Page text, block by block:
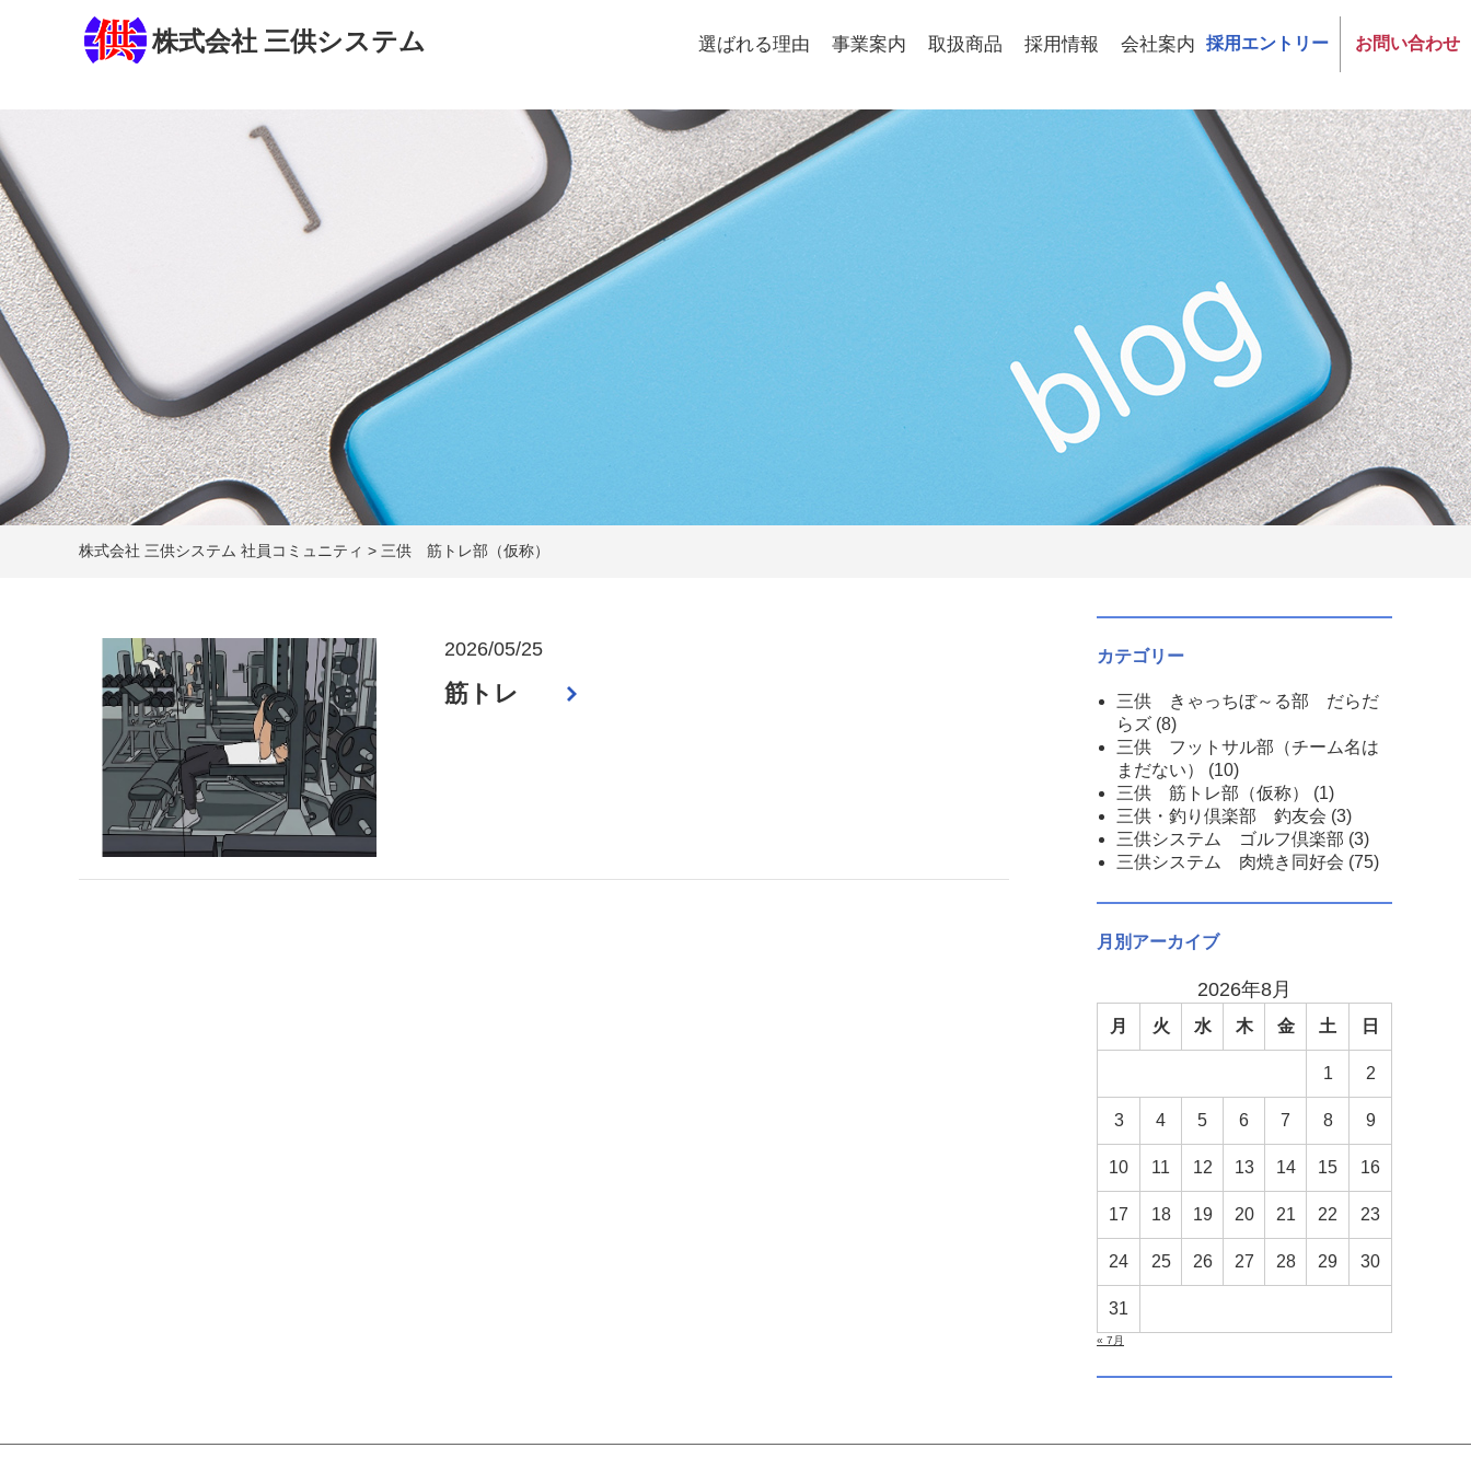
株式会社 三供システム 選ばれる理由 事業案内 取扱商品 採用情報 会社案内 採用エントリー お問い合わせ
株式会社 三供システム 社員コミュニティ > 三供 筋トレ部（仮称）
2026/05/25
筋トレ
カテゴリー
三供 きゃっちぼ～る部 だらだ
らズ(8)
三供 フットサル部（チーム名は
まだない）
(10)
三供 筋トレ部（仮称）
(1)
三供・釣り倶楽部 釣友会 (3)
三供システム ゴルフ倶楽部 (3)
三供システム 肉焼き同好会 (75)
月別アーカイブ
2026年8月
月 火 水 木 金 土 日
1 2
3 4 5 6 7 8 9
10 11 12 13 14 15 16
17 18 19 20 21 22 23
24 25 26 27 28 29 30
31
« 7月